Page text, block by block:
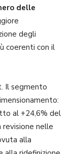
delle
degli
coerenti con il
Il segmento
al +24,6% del
revisione nelle
alla